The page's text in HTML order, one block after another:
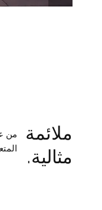
ملائمة
مثالية.